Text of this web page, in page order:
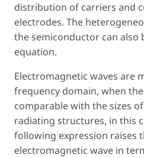
distribution of carriers and
electrodes. The
the semiconductor can also
equation.
Electromagnetic waves are
frequency domain, when
comparable with the sizes
radiating structures, in this
following expression raises
electromagnetic wave in